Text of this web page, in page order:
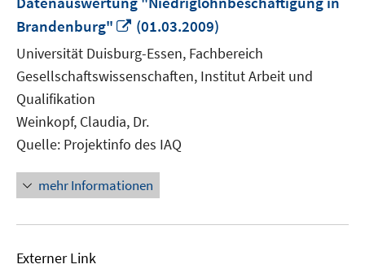
Brandenburg"
In
Fenster
öffnen
(01.03.2009)
Universität Duisburg-Essen, Fachbereich
Gesellschaftswissenschaften, Institut Arbeit und
Qualifikation
Weinkopf, Claudia, Dr.
Quelle: Projektinfo des IAQ
mehr Informationen
Externer Link